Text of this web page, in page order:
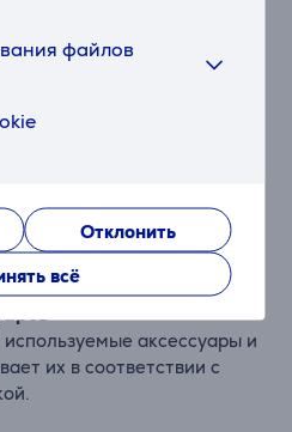
файлов
Отклонить
всё
дополнительный
Dyson Supersonic
регулирует
естественный блеск
кожу головы.
аксессуары и
их в соответствии с